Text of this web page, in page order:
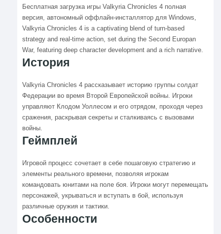
Бесплатная загрузка игры Valkyria Chronicles 4 полная
версия, автономный оффлайн-инсталлятор для Windows,
Valkyria Chronicles 4 is a captivating blend of turn-based
strategy and real-time action, set during the Second Europan
War, featuring deep character development and a rich narrative.
История
Valkyria Chronicles 4 рассказывает историю группы солдат
Федерации во время Второй Европейской войны. Игроки
управляют Клодом Уоллесом и его отрядом, проходя через
сражения, раскрывая секреты и сталкиваясь с вызовами
войны.
Геймплей
Игровой процесс сочетает в себе пошаговую стратегию и
элементы реального времени, позволяя игрокам
командовать юнитами на поле боя. Игроки могут перемещать
персонажей, укрываться и вступать в бой, используя
различные оружия и тактики.
Особенности